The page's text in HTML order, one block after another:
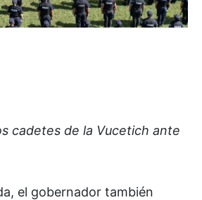
cadetes de la Vucetich ante
el gobernador también